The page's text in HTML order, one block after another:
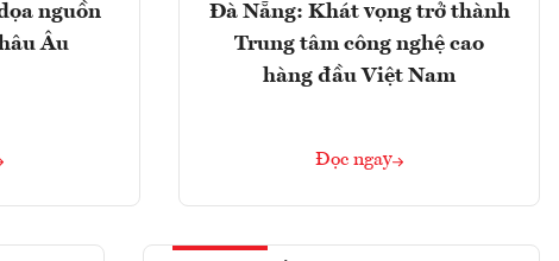
nguồn
Âu
Đà Nẵng: Khát vọng trở thành
Trung tâm công nghệ cao
hàng đầu Việt Nam
Đọc ngay